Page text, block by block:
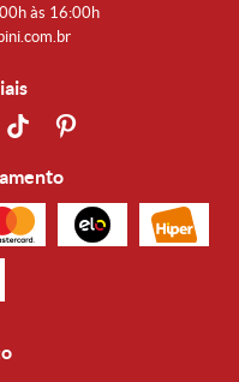
às 16:00h